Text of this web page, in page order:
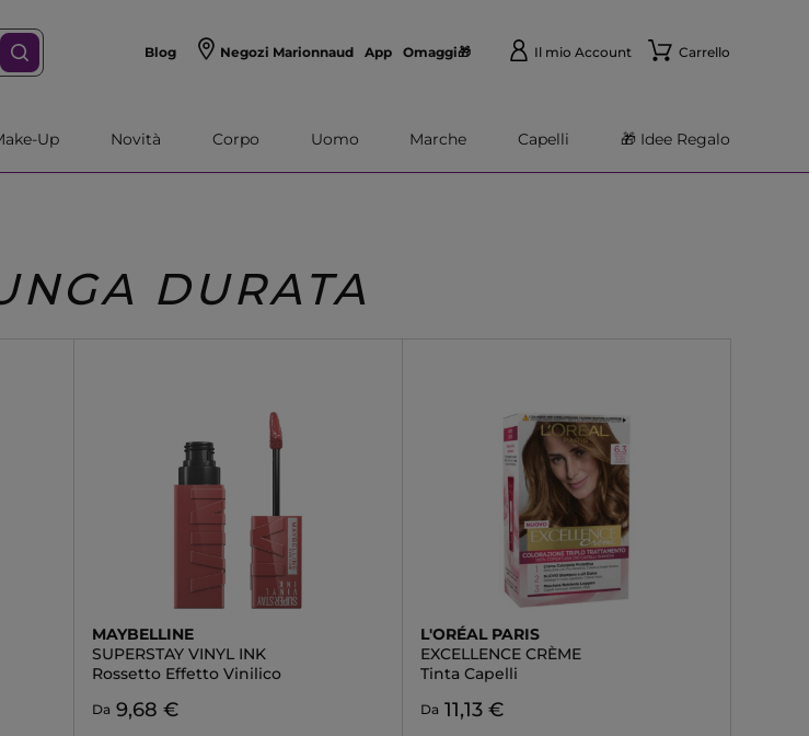
Blog Negozi Marionnaud App Omaggi🎁 Il mio Account Carrello
Up Novità Corpo Uomo Marche Capelli 🎁 Idee Regalo
DURATA
MAYBELLINE
SUPERSTAY VINYL INK
Rossetto Effetto Vinilico
Da 9,68 €
L'ORÉAL PARIS
EXCELLENCE CRÈME
Tinta Capelli
Da 11,13 €